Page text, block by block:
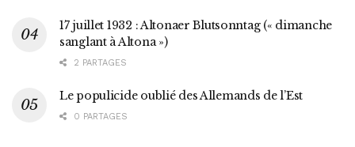
17 juillet 1932 : Altonaer Blutsonntag (« dimanche
sanglant à Altona »)
2 PARTAGES
Le populicide oublié des Allemands de l’Est
0 PARTAGES